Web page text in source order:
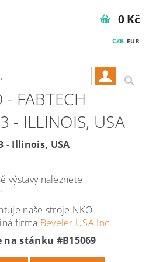
CZK EUR
0 Kč
- FABTECH
- ILLINOIS, USA
- Illinois, USA
výstavy naleznete
naše stroje NKO
firma Beveler USA Inc.
stánku #B15069